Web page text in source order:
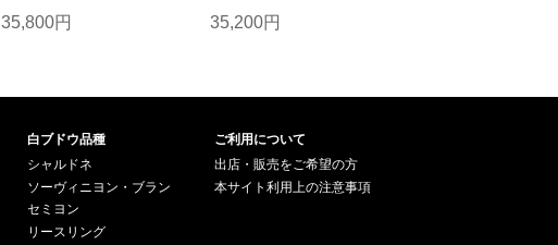
35,800円 35,200円
白ブドウ品種
シャルドネ
ソーヴィニヨン・ブラン
セミヨン
リースリング
ご利用について
出店・販売をご希望の方
本サイト利用上の注意事項